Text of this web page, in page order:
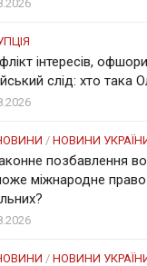
інтересів,
слід: хто така
/ НОВИНИ
позбавлення
міжнародне право
/ НОВИНИ